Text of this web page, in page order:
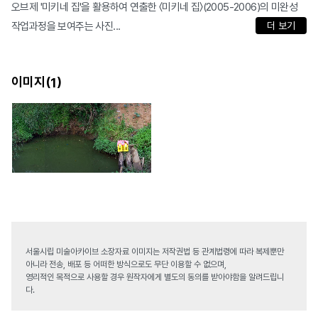
오브제 '미키네 집'을 활용하여 연출한 〈미키네 집〉(2005-2006)의 미완성
작업과정을 보여주는 사진...
더 보기
이미지(1)
서울시립 미술아카이브 소장자료 이미지는 저작권법 등 관계법령에 따라 복제뿐만
아니라 전송, 배포 등 어떠한 방식으로도 무단 이용할 수 없으며,
영리적인 목적으로 사용할 경우 원작자에게 별도의 동의를 받아야함을 알려드립니
다.